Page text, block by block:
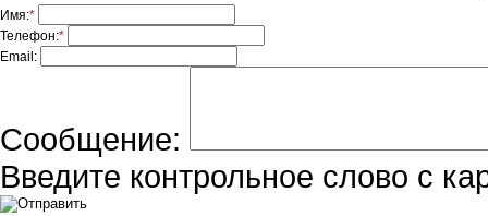
Имя:*
Телефон:*
Email:
Сообщение:
Введите контрольное слово с